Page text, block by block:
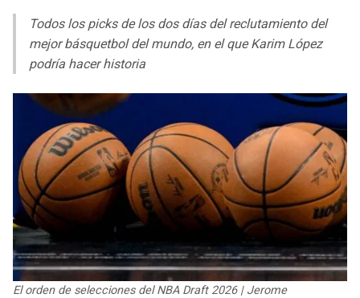
LEAGUES CUP
UEFA CONFERENCE LEAGUE
COPA LIBERTADORES
COPA SUDAMERICANA
LIGA BETPLAY
OTRAS LIGAS
RAIDERS
RAVENS
BENGALS
BROWNS
STEELERS
TEXANS
CAVALIERS
PACERS
BUCKS
HAWKS
HORNETS
HEAT
Todos los picks de los dos días del reclutamiento del
mejor básquetbol del mundo, en el que Karim López
podría hacer historia
El orden de selecciones del NBA Draft 2026 | Jerome